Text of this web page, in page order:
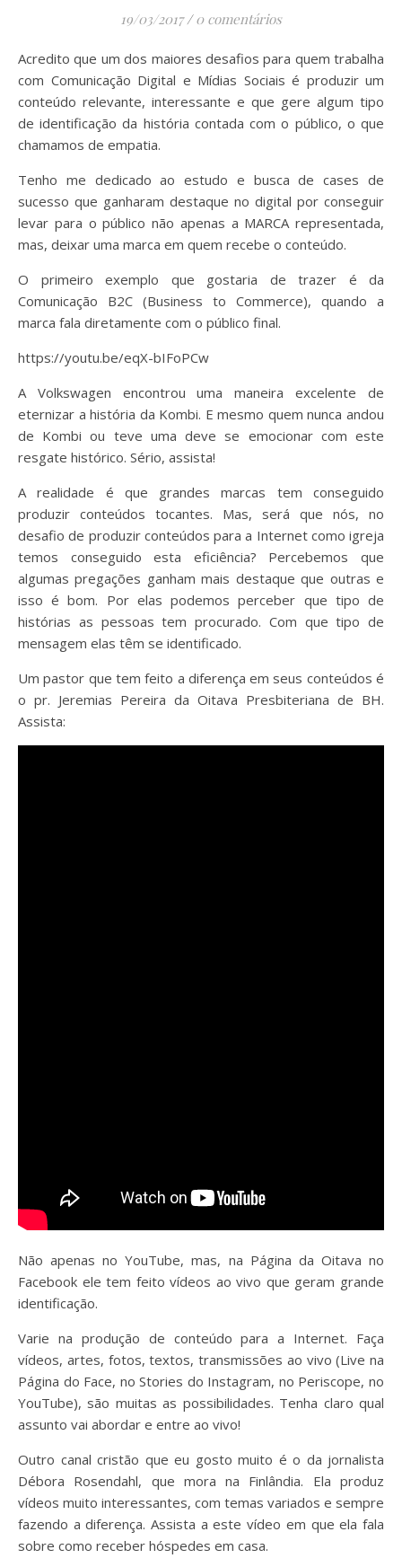
19/03/2017 / 0 comentários
Acredito que um dos maiores desafios para quem trabalha
com Comunicação Digital e Mídias Sociais é produzir um
conteúdo relevante, interessante e que gere algum tipo
de identificação da história contada com o público, o que
chamamos de empatia.
Tenho me dedicado ao estudo e busca de cases de
sucesso que ganharam destaque no digital por conseguir
levar para o público não apenas a MARCA representada,
mas, deixar uma marca em quem recebe o conteúdo.
O primeiro exemplo que gostaria de trazer é da
Comunicação B2C (Business to Commerce), quando a
marca fala diretamente com o público final.
https://youtu.be/eqX-bIFoPCw
A Volkswagen encontrou uma maneira excelente de
eternizar a história da Kombi. E mesmo quem nunca andou
de Kombi ou teve uma deve se emocionar com este
resgate histórico. Sério, assista!
A realidade é que grandes marcas tem conseguido
produzir conteúdos tocantes. Mas, será que nós, no
desafio de produzir conteúdos para a Internet como igreja
temos conseguido esta eficiência? Percebemos que
algumas pregações ganham mais destaque que outras e
isso é bom. Por elas podemos perceber que tipo de
histórias as pessoas tem procurado. Com que tipo de
mensagem elas têm se identificado.
Um pastor que tem feito a diferença em seus conteúdos é
o pr. Jeremias Pereira da Oitava Presbiteriana de BH.
Assista:
Não apenas no YouTube, mas, na Página da Oitava no
Facebook ele tem feito vídeos ao vivo que geram grande
identificação.
Varie na produção de conteúdo para a Internet. Faça
vídeos, artes, fotos, textos, transmissões ao vivo (Live na
Página do Face, no Stories do Instagram, no Periscope, no
YouTube), são muitas as possibilidades. Tenha claro qual
assunto vai abordar e entre ao vivo!
Outro canal cristão que eu gosto muito é o da jornalista
Débora Rosendahl, que mora na Finlândia. Ela produz
vídeos muito interessantes, com temas variados e sempre
fazendo a diferença. Assista a este vídeo em que ela fala
sobre como receber hóspedes em casa.